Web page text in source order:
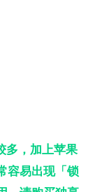
多，加上苹果
容易出现「锁